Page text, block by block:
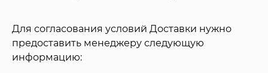
Для согласования условий Доставки нужно
предоставить менеджеру следующую
информацию: